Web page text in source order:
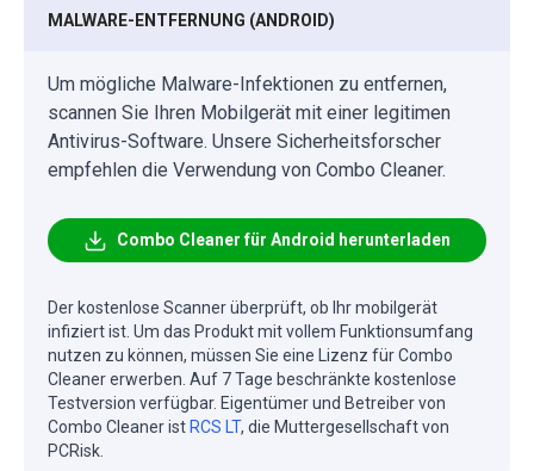
MALWARE-ENTFERNUNG (ANDROID)
Um mögliche Malware-Infektionen zu entfernen,
scannen Sie Ihren Mobilgerät mit einer legitimen
Antivirus-Software. Unsere Sicherheitsforscher
empfehlen die Verwendung von Combo Cleaner.
Combo Cleaner für Android herunterladen
Der kostenlose Scanner überprüft, ob Ihr mobilgerät
infiziert ist. Um das Produkt mit vollem Funktionsumfang
nutzen zu können, müssen Sie eine Lizenz für Combo
Cleaner erwerben. Auf 7 Tage beschränkte kostenlose
Testversion verfügbar. Eigentümer und Betreiber von
Combo Cleaner ist RCS LT, die Muttergesellschaft von
PCRisk.